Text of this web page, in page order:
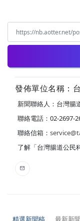
發佈單位名稱：
新聞聯絡人：台灣腸
聯絡電話：02-2697-
聯絡信箱：
了解「台灣腸道公
精選新聞稿 最新新